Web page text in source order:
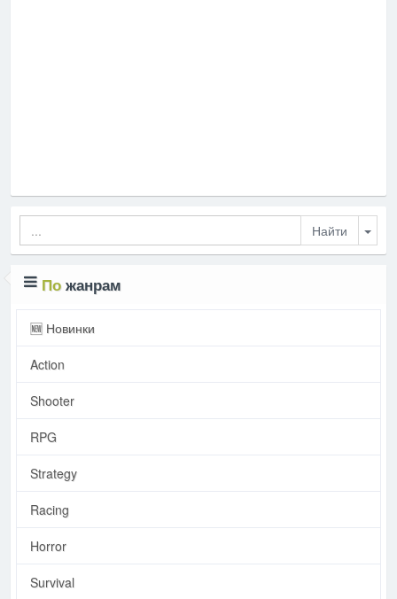
По жанрам
🆕 Новинки
Action
Shooter
RPG
Strategy
Racing
Horror
Survival